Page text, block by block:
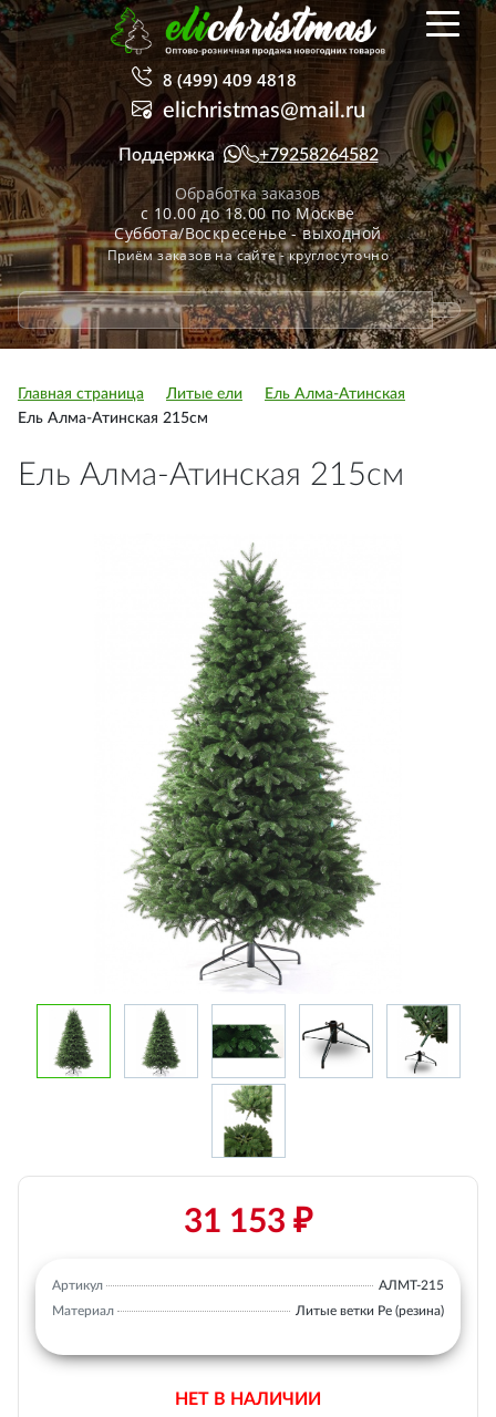
8 (499) 409 4818
elichristmas@mail.ru
Поддержка +79258264582
Обработка заказов
с 10.00 до 18.00 по Москве
Суббота/Воскресенье - выходной
Приём заказов на сайте - круглосуточно
Главная страница Литые ели
Ель Алма-Атинская
Ель Алма-Атинская 215см
Ель Алма-Атинская 215см
31 153 ₽
Артикул
АЛМТ-215
Материал
Литые ветки Ре (резина)
НЕТ В НАЛИЧИИ